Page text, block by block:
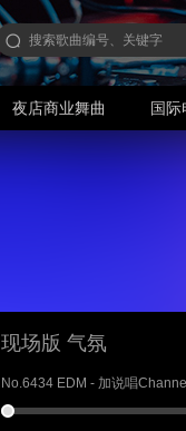
夜店商业舞曲 国际
现场版 气氛
No.6434 EDM - 加说唱